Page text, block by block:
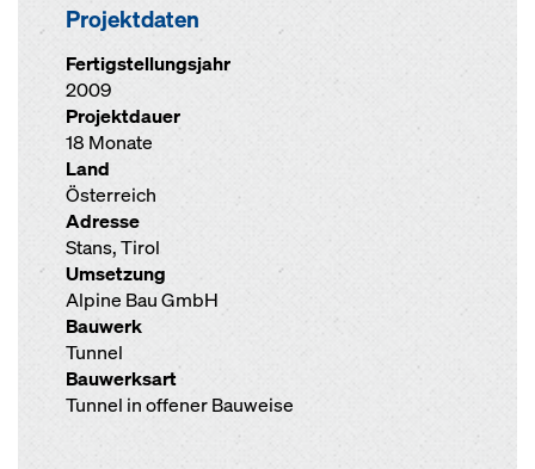
Projektdaten
Fertigstellungsjahr
2009
Projektdauer
18 Monate
Land
Österreich
Adresse
Stans, Tirol
Umsetzung
Alpine Bau GmbH
Bauwerk
Tunnel
Bauwerksart
Tunnel in offener Bauweise